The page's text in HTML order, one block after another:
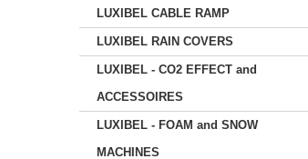
LUXIBEL CABLE RAMP
LUXIBEL RAIN COVERS
LUXIBEL - CO2 EFFECT and
ACCESSOIRES
LUXIBEL - FOAM and SNOW
MACHINES